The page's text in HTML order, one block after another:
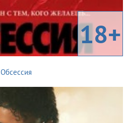
18+
Обсессия